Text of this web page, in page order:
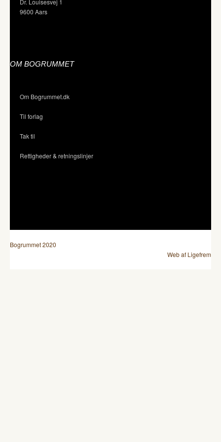
Dr. Louisesvej 1
9600 Aars
OM BOGRUMMET
Om Bogrummet.dk
Til forlag
Tak til
Rettigheder & retningslinjer
Bogrummet 2020
Web af Ligefrem